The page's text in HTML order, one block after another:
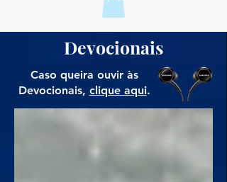
Devocionais
Caso queira ouvir às
Devocionais, clique aqui.